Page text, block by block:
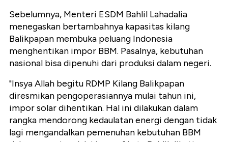
Sebelumnya, Menteri ESDM Bahlil Lahadalia
menegaskan bertambahnya kapasitas kilang
Balikpapan membuka peluang Indonesia
menghentikan impor BBM. Pasalnya, kebutuhan
nasional bisa dipenuhi dari produksi dalam negeri.
"Insya Allah begitu RDMP Kilang Balikpapan
diresmikan pengoperasiannya mulai tahun ini,
impor solar dihentikan. Hal ini dilakukan dalam
rangka mendorong kedaulatan energi dengan tidak
lagi mengandalkan pemenuhan kebutuhan BBM